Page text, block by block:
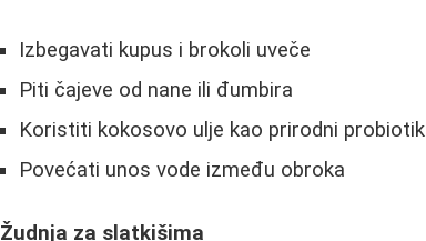
Izbegavati kupus i brokoli uveče
Piti čajeve od nane ili đumbira
Koristiti kokosovo ulje kao prirodni probiotik
Povećati unos vode između obroka
Žudnja za slatkišima